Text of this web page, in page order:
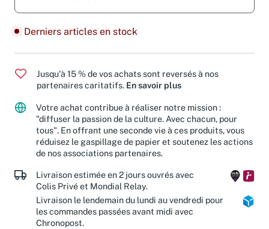
Derniers articles en stock
Jusqu'à 15 % de vos achats sont reversés à nos
partenaires caritatifs. En savoir plus
Votre achat contribue à réaliser notre mission :
"diffuser la passion de la culture. Avec chacun, pour
tous". En offrant une seconde vie à ces produits, vous
réduisez le gaspillage de papier et soutenez les actions
de nos associations partenaires.
Livraison estimée en 2 jours ouvrés avec
Colis Privé et Mondial Relay.
Livraison le lendemain du lundi au vendredi pour
les commandes passées avant midi avec
Chronopost.